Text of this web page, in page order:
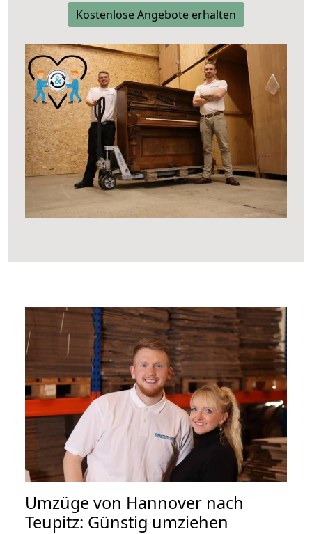
Kostenlose Angebote erhalten
Umzüge von Hannover nach
Teupitz: Günstig umziehen